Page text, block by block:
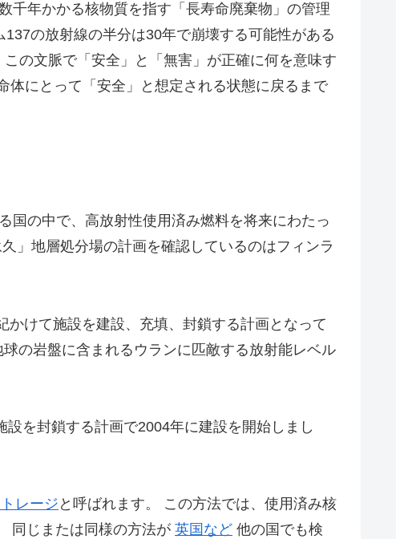
千年かかる核物質を指す「長寿命廃棄物」の管理
の放射線の半分は30年で崩壊する可能性がある
の文脈で「安全」と「無害」が正確に何を意味す
体にとって「安全」と想定される状態に戻るまで
国の中で、高放射性使用済み燃料を将来にわたっ
」地層処分場の計画を確認しているのはフィンラ
かけて施設を建設、充填、封鎖する計画となって
の岩盤に含まれるウランに匹敵する放射能レベル
を封鎖する計画で2004年に建設を開始しまし
レージと呼ばれます。 この方法では、使用済み核
同じまたは同様の方法が 英国など 他の国でも検